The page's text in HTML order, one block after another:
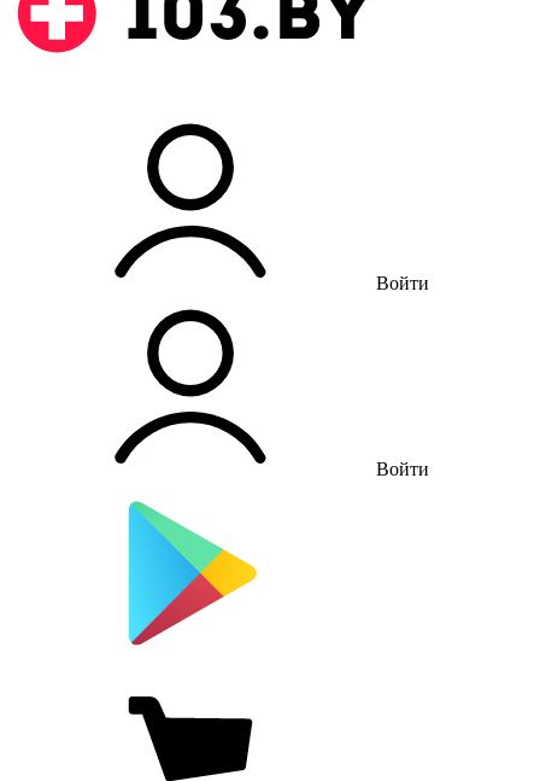
Войти
Войти